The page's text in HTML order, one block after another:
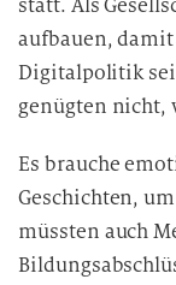
statt. Als
aufbauen,
Digitalpolitik
genügten nicht,
Es brauche
Geschichten,
müssten auch